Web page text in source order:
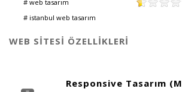
web tasarım
istanbul web tasarım
WEB SİTESİ ÖZELLİKLERİ
Responsive Tasarım